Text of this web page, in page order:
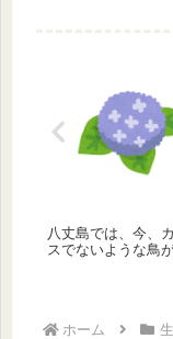
八丈島では、今、
スでないような鳥
ホーム